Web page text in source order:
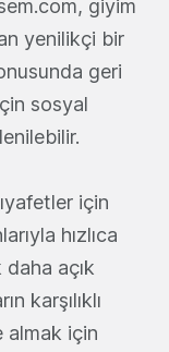
giyim
yenilikçi bir
geri
sosyal
için
hızlıca
açık
karşılıklı
almak için